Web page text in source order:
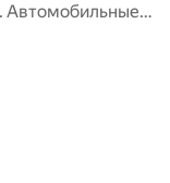
Автомобильные
твиттеры.